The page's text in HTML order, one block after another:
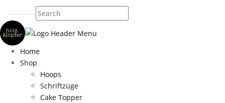
Home
Shop
Hoops
Schriftzüge
Cake Topper